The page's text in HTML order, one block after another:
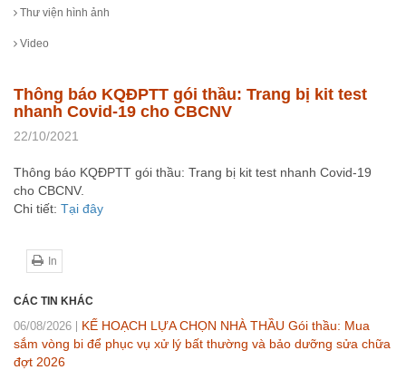
Thư viện hình ảnh
Video
Thông báo KQĐPTT gói thầu: Trang bị kit test
nhanh Covid-19 cho CBCNV
22/10/2021
Thông báo KQĐPTT gói thầu: Trang bị kit test nhanh Covid-19
cho CBCNV.
Chi tiết: Tại đây
In
CÁC TIN KHÁC
06/08/2026
KẾ HOẠCH LỰA CHỌN NHÀ THẦU Gói thầu: Mua
sắm vòng bi để phục vụ xử lý bất thường và bảo dưỡng sửa chữa
đợt 2026